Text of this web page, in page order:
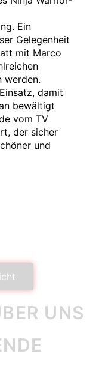
Ein
Gelegenheit
mit Marco
werden.
damit
bewältigt
vom TV
der sicher
und
UNS